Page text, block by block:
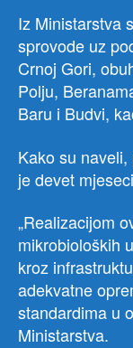
Iz Ministarstva
sprovode uz
Crnoj Gori,
Polju,
Baru i Budvi,
Kako su
je devet
„Realizacijom
mikrobioloških
kroz
adekvatne
standardima u
Ministarstva.